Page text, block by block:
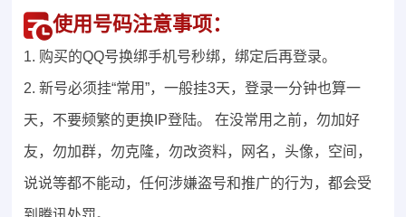
使用号码注意事项：
1. 购买的QQ号换绑手机号秒绑，绑定后再登录。
2. 新号必须挂“常用”，一般挂3天，登录一分钟也算一
天，不要频繁的更换IP登陆。 在没常用之前，勿加好
友，勿加群，勿克隆，勿改资料，网名，头像，空间，
说说等都不能动，任何涉嫌盗号和推广的行为，都会受